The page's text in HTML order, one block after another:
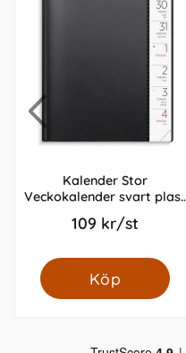
Kalender Stor
Veckokalender svart plast
109 kr/st
Köp